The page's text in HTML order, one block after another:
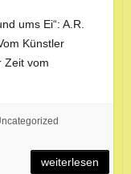
ums Ei“: A.R.
Künstler
Zeit vom
weiterlesen